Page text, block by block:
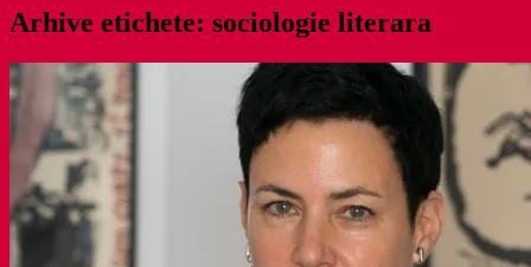
Arhive etichete: sociologie literara